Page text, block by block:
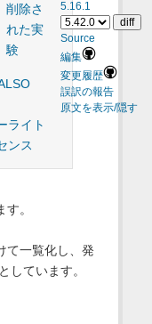
5.16.1
Source
編集
変更履歴
誤訳の報告
原文を表示/隠す
削除さ
れた実
験
ライト
ンス
。
て一覧化し、発
しています。